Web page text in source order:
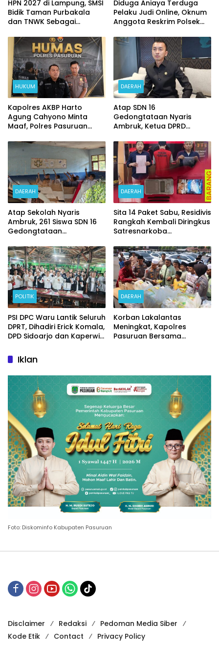
HPN 2027 di Lampung, SMSI
Bidik Taman Purbakala
dan TNWK Sebagai
Diduga Aniaya Terduga
Pelaku Judi Online, Oknum
Anggota Reskrim Polsek
HUKUM
Kapolres AKBP Harto
Agung Cahyono Minta
Maaf, Polres Pasuruan
Meninggalnya Terduga
DAERAH
Atap SDN 16
Gedongtataan Nyaris
Ambruk, Ketua DPRD
Perjuangkan Anggaran
Perbaikan
DAERAH
Atap Sekolah Nyaris
Ambruk, 261 Siswa SDN 16
Gedongtataan
Demi Belajar
DAERAH
Sita 14 Paket Sabu, Residivis
Rangkah Kembali Diringkus
Satresnarkoba
POLITIK
PSI DPC Waru Lantik Seluruh
DPRT, Dihadiri Erick Komala,
DPD Sidoarjo dan Kaperwil
DAERAH
Korban Lakalantas
Meningkat, Kapolres
Pasuruan Bersama
Iklan
Foto: Diskominfo Kabupaten Pasuruan
Disclaimer Redaksi
Pedoman Media Siber
Kode Etik
Contact
Privacy Policy